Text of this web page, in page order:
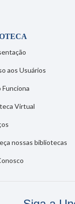
aos Usuários
Funciona
Virtual
nossas bibliotecas